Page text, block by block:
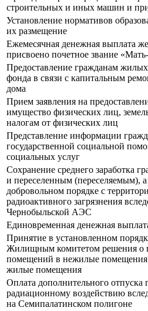
строительных и иных машин и
Установление нормативов
их размещение
Ежемесячная денежная выплата
присвоено почетное звание
Предоставление гражданам
фонда в связи с капитальным
дома
Прием заявления на
имущество физических лиц,
налогам от физических лиц
Представление информации
государственной социальной
социальных услуг
Сохранение среднего заработка
и переселенным (переселяемым),
добровольном порядке с
радиоактивного загрязнения
Чернобыльской АЭС
Единовременная денежная
Принятие в установленном
Жилищным комитетом решения о
помещений в нежилые
жилые помещения
Оплата дополнительного
радиационному воздействию
на Семипалатинском полигоне